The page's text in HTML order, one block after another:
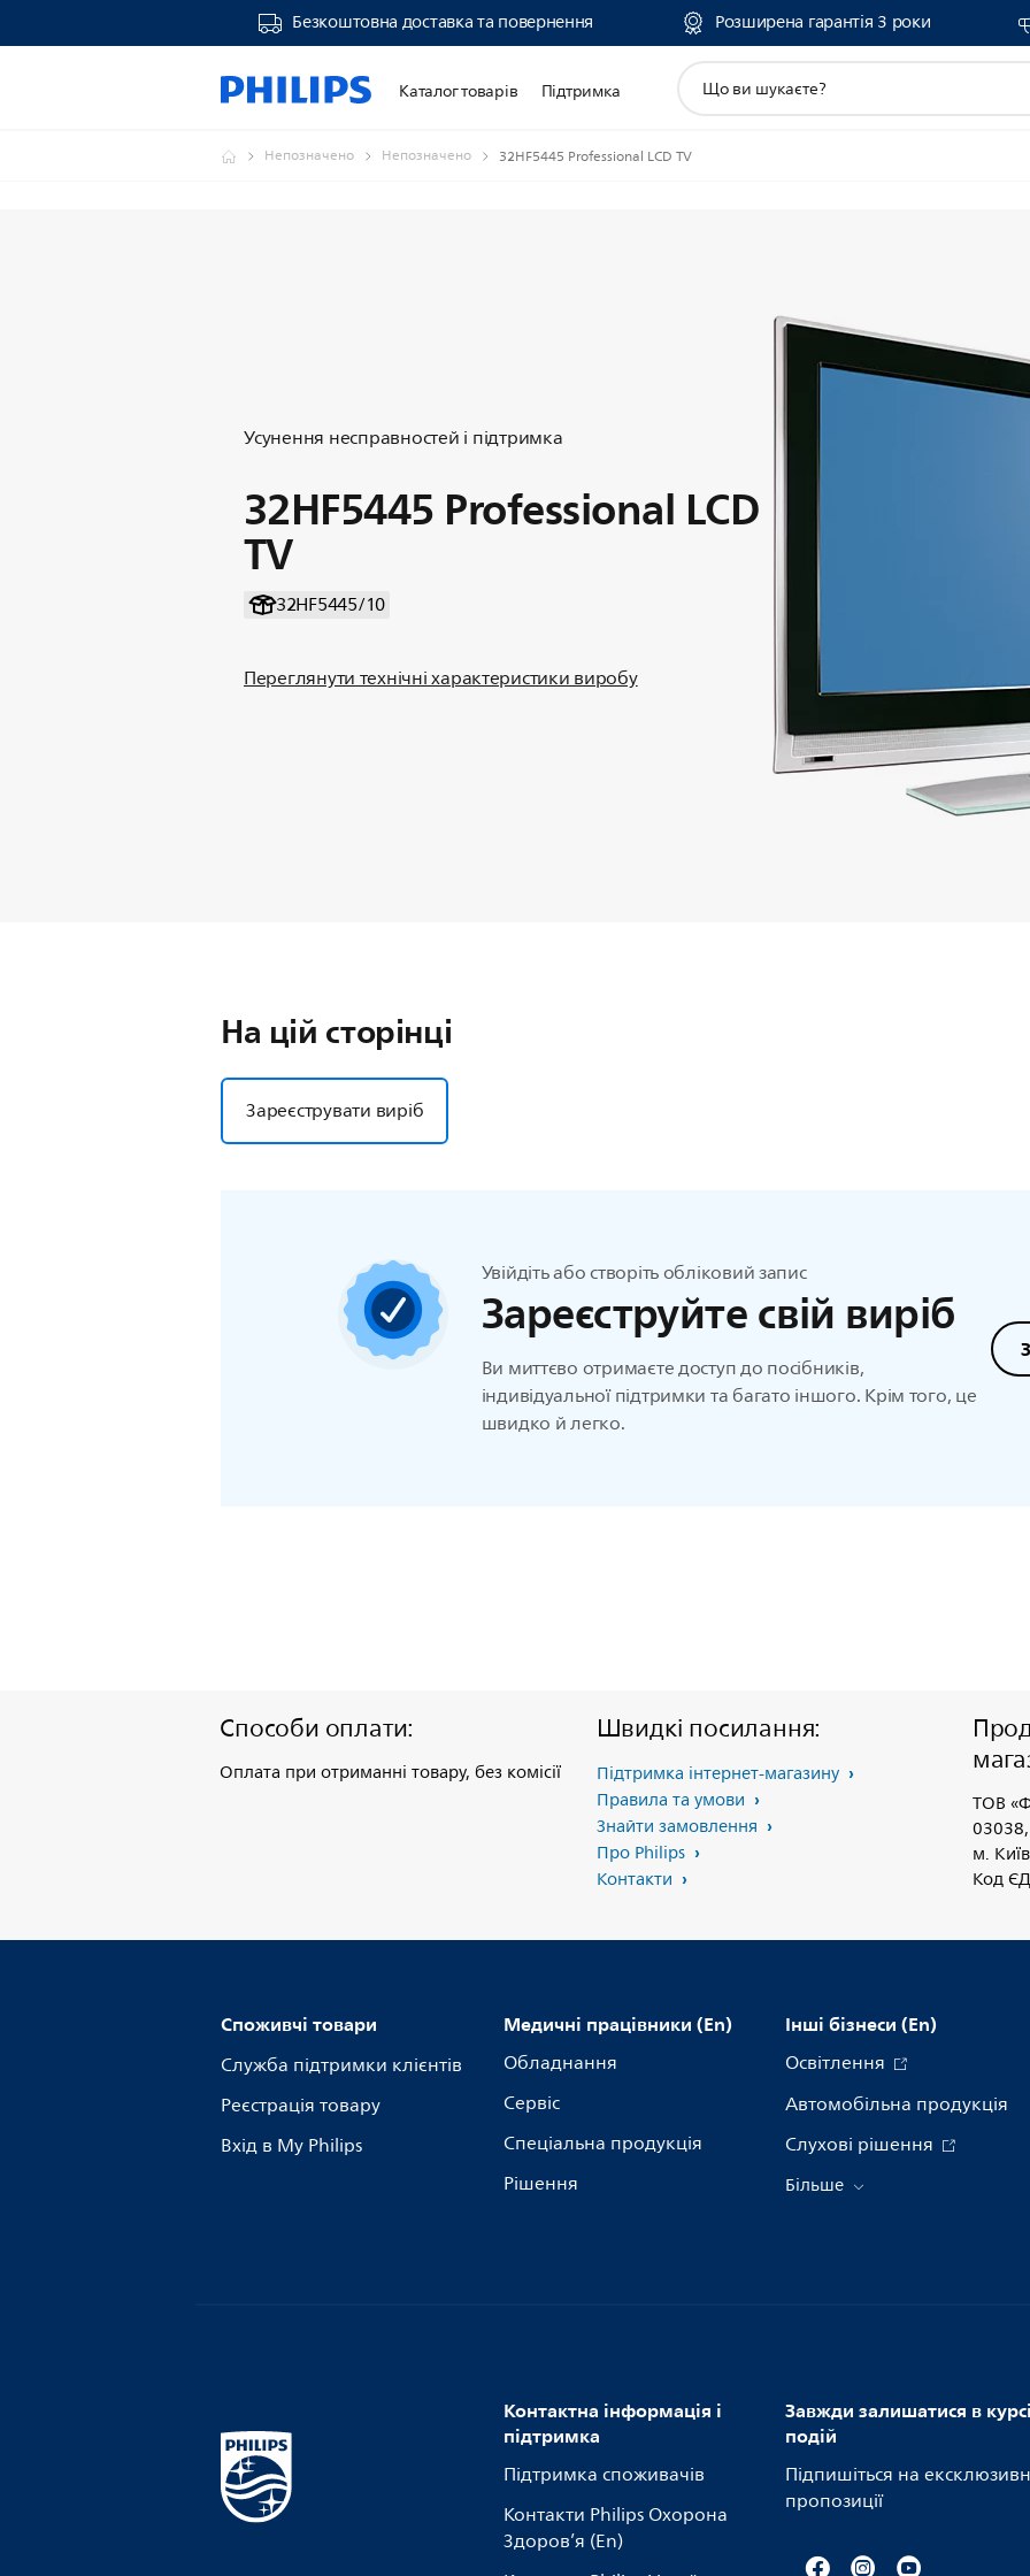
Безкоштовна доставка та повернення Розширена гарантія 3 роки
Каталог товарів Підтримка
іконок
Непозначено Непозначено 32HF5445 Professional LCD TV
Усунення несправностей і підтримка
32HF5445 Professional LCD
TV
32HF5445/10
Переглянути технічні характеристики виробу
На цій сторінці
Зареєструвати виріб
Увійдіть або створіть обліковий запис
Зареєструйте свій виріб
Ви миттєво отримаєте доступ до посібників,
індивідуальної підтримки та багато іншого. Крім того, це
швидко й легко.
Способи оплати:
Оплата при отриманні товару, без комісії
Швидкі посилання:
Підтримка інтернет-магазину
Правила та умови
Знайти замовлення
Про Philips
Контакти
ТОВ
м.
Код
Споживчі товари
Служба підтримки клієнтів
Реєстрація товару
Вхід в My Philips
Медичні працівники (En)
Обладнання
Сервіс
Спеціальна продукція
Рішення
Інші бізнеси (En)
Освітлення
Автомобільна продукція
Слухові рішення
Більше
Контактна інформація і
підтримка
Підтримка споживачів
Контакти Philips Охорона
Здоров’я (En)
Завжди залишатися в курсі
подій
Підпишіться на
пропозиції